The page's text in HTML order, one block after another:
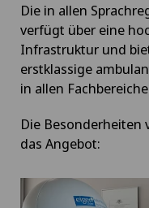
Die in allen
verfügt über eine
Infrastruktur und
erstklassige
in allen
Die Besonderheiten
das Angebot: